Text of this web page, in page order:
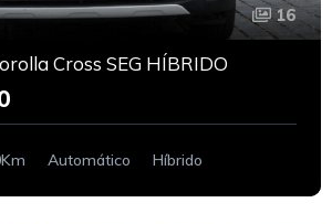
16
Cross SEG HÍBRIDO
Automático Híbrido